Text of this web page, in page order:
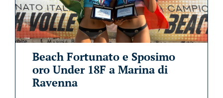
Beach Fortunato e Sposimo
oro Under 18F a Marina di
Ravenna